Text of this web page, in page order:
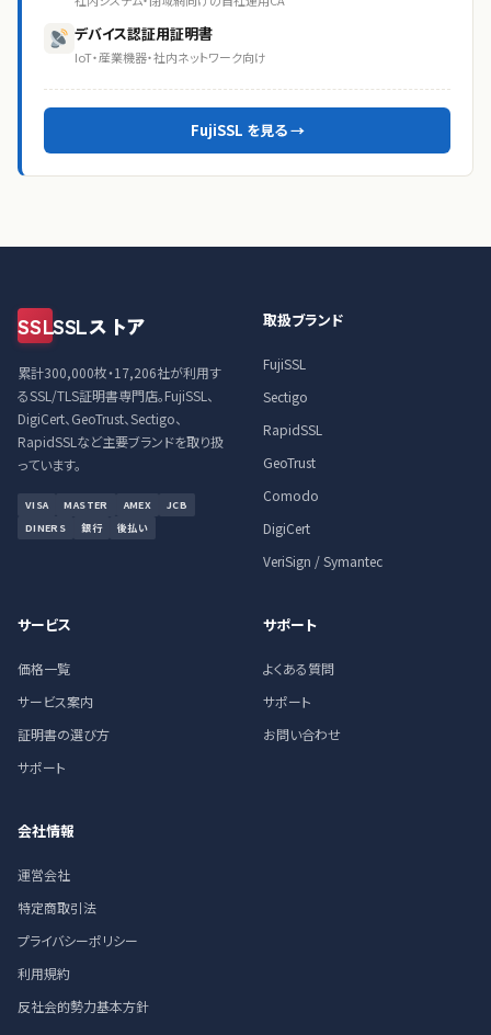
デバイス認証用証明書
IoT・産業機器・社内ネットワーク向け
FujiSSL を見る →
SSLSSLストア
累計300,000枚・17,206社が利用す
るSSL/TLS証明書専門店。FujiSSL、
DigiCert、GeoTrust、Sectigo、
RapidSSLなど主要ブランドを取り扱
っています。
VISA MASTER AMEX
JCB
DINERS
銀行 後払い
取扱ブランド
FujiSSL
Sectigo
RapidSSL
GeoTrust
Comodo
DigiCert
VeriSign / Symantec
サービス
価格一覧
サービス案内
証明書の選び方
サポート
サポート
よくある質問
サポート
お問い合わせ
会社情報
運営会社
特定商取引法
プライバシーポリシー
利用規約
反社会的勢力基本方針